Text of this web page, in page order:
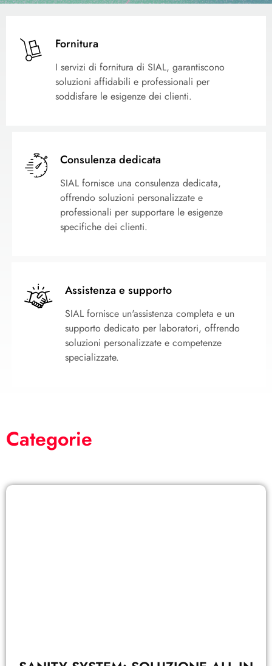
Fornitura
I servizi di fornitura di SIAL, garantiscono
soluzioni affidabili e professionali per
soddisfare le esigenze dei clienti.
Consulenza dedicata
SIAL fornisce una consulenza dedicata,
offrendo soluzioni personalizzate e
professionali per supportare le esigenze
specifiche dei clienti.
Assistenza e supporto
SIAL fornisce un'assistenza completa e un
supporto dedicato per laboratori, offrendo
soluzioni personalizzate e competenze
specializzate.
Categorie